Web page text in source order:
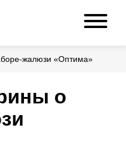
жалюзи «Оптима»
о